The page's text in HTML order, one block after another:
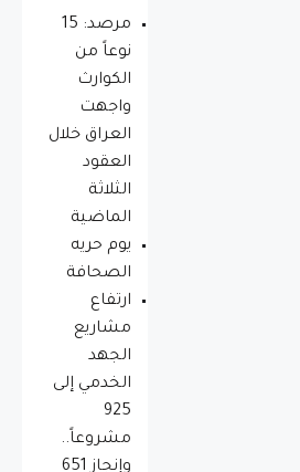
مرصد: 15
نوعاً من
الكوارث
واجهت
العراق خلال
العقود
الثلاثة
الماضية
يوم حريه
الصحافة
ارتفاع
مشاريع
الجهد
الخدمي إلى
925
مشروعاً..
وإنجاز 651